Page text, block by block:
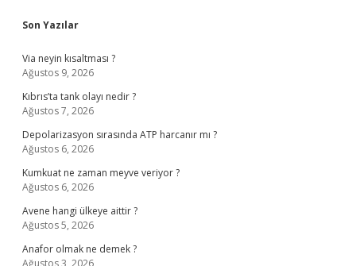
Sidebar
Son Yazılar
Via neyin kısaltması ?
Ağustos 9, 2026
Kıbrıs’ta tank olayı nedir ?
Ağustos 7, 2026
Depolarizasyon sırasında ATP harcanır mı ?
Ağustos 6, 2026
Kumkuat ne zaman meyve veriyor ?
Ağustos 6, 2026
Avene hangi ülkeye aittir ?
Ağustos 5, 2026
Anafor olmak ne demek ?
Ağustos 3, 2026